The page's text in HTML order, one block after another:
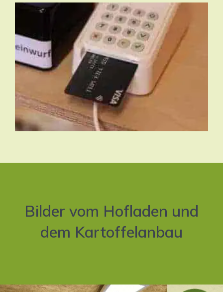
Bilder vom Hofladen und
dem Kartoffelanbau